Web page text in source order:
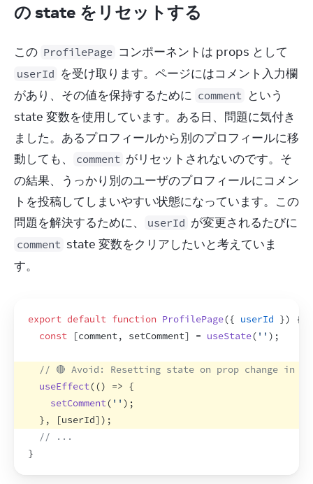
の state をリセットする
この ProfilePage
userId を受け取ります。ページにはコメント入力欄
があり、その値を保持するために comment という
state 変数を使用しています。ある日、問題に気付き
ました。あるプロフィールから別のプロフィールに移
動しても、
comment がリセットされないのです。そ
の結果、うっかり別のユーザのプロフィールにコメン
トを投稿してしまいやすい状態になっています。この
問題を解決するために、
userId
comment state 変数をクリアしたいと考えていま
す。
export default function ProfilePage({ userId })
{
const
[comment, setComment] = useState( '' ) ;
// 🔴 Avoid: Resetting state on prop change in
useEffect(() => {
setComment( '' ) ;
} , [userId] ) ;
// ...
}